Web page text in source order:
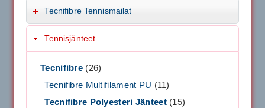
Tecnifibre Tennismailat
Tennisjänteet
Tecnifibre (26)
Tecnifibre Multifilament PU (11)
Tecnifibre Polyesteri Jänteet(15)